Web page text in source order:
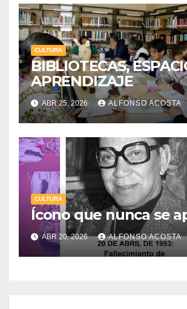
CULTURA
BIBLIOTECAS,
APRENDIZAJE
ABR 25, 2026 ALFONSO ACOSTA
CULTURA
Ícono que nunca se
ABR 20, 2026 ALFONSO ACOSTA